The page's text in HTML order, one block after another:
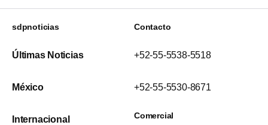
sdpnoticias
Últimas Noticias
México
Internacional
Contacto
+52-55-5538-5518
+52-55-5530-8671
Comercial